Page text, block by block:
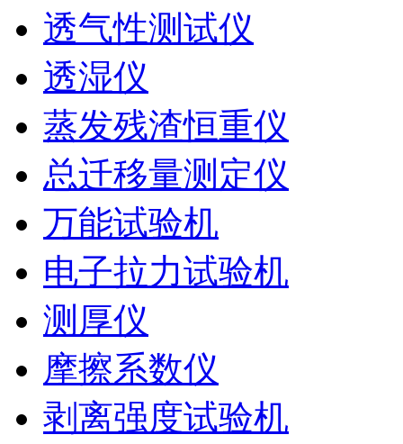
透气性测试仪
透湿仪
蒸发残渣恒重仪
总迁移量测定仪
万能试验机
电子拉力试验机
测厚仪
摩擦系数仪
剥离强度试验机